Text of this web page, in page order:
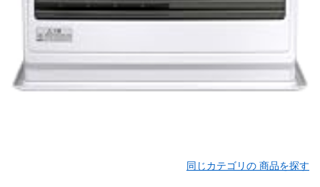
同じカテゴリの 商品を探す